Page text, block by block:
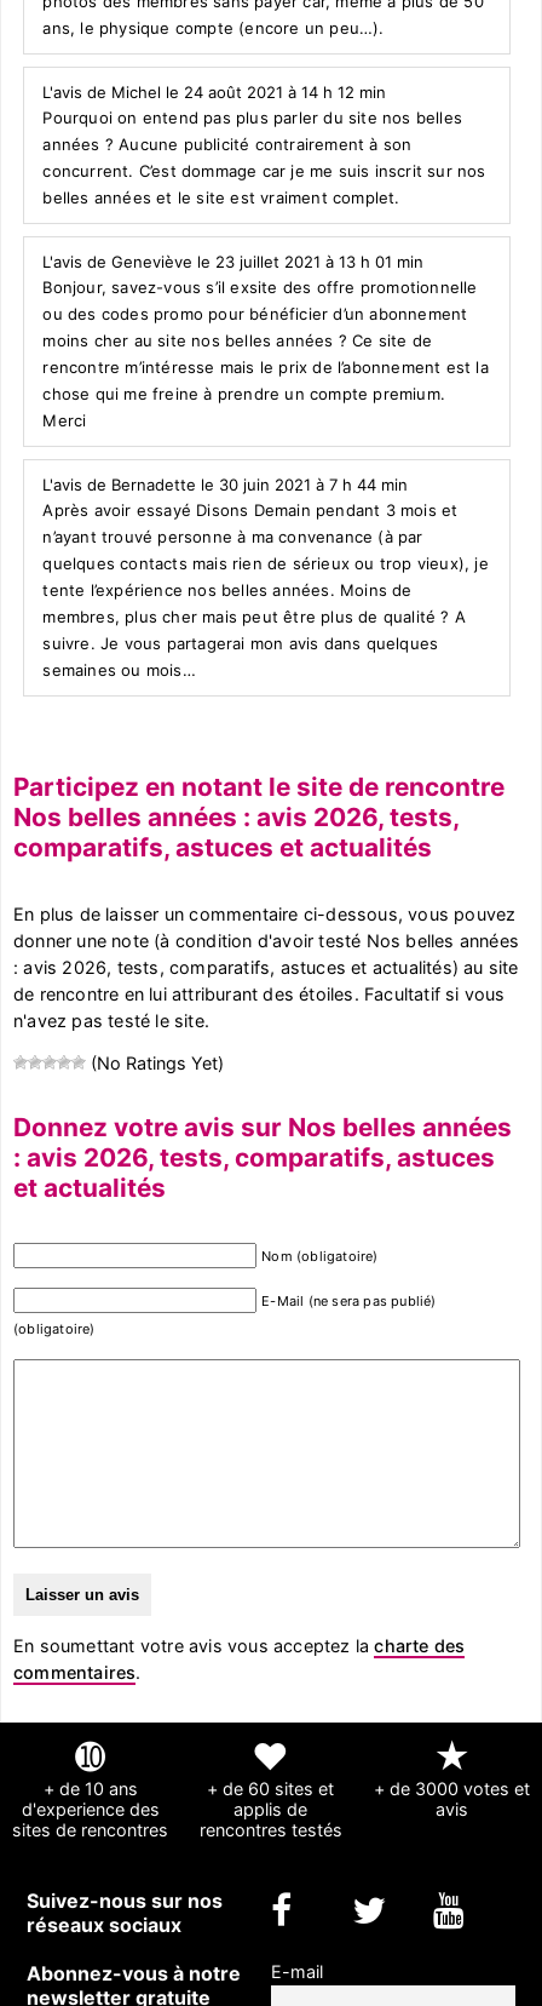
ans, le physique compte (encore un peu…).
L'avis de Michel le 24 août 2021 à 14 h 12 min
Pourquoi on entend pas plus parler du site nos belles
années ? Aucune publicité contrairement à son
concurrent. C’est dommage car je me suis inscrit sur nos
belles années et le site est vraiment complet.
L'avis de Geneviève le 23 juillet 2021 à 13 h 01 min
Bonjour, savez-vous s’il exsite des offre promotionnelle
ou des codes promo pour bénéficier d’un abonnement
moins cher au site nos belles années ? Ce site de
rencontre m’intéresse mais le prix de l’abonnement est la
chose qui me freine à prendre un compte premium.
Merci
L'avis de Bernadette le 30 juin 2021 à 7 h 44 min
Après avoir essayé Disons Demain pendant 3 mois et
n’ayant trouvé personne à ma convenance (à par
quelques contacts mais rien de sérieux ou trop vieux), je
tente l’expérience nos belles années. Moins de
membres, plus cher mais peut être plus de qualité ? A
suivre. Je vous partagerai mon avis dans quelques
semaines ou mois…
Participez en notant le site de rencontre
Nos belles années : avis 2026, tests,
comparatifs, astuces et actualités
En plus de laisser un commentaire ci-dessous, vous pouvez
donner une note (à condition d'avoir testé Nos belles années
: avis 2026, tests, comparatifs, astuces et actualités) au site
de rencontre en lui attriburant des étoiles. Facultatif si vous
n'avez pas testé le site.
(No Ratings Yet)
Donnez votre avis sur Nos belles années
: avis 2026, tests, comparatifs, astuces
et actualités
Nom (obligatoire)
E-Mail (ne sera pas publié)
(obligatoire)
En soumettant votre avis vous acceptez lacharte des
commentaires.
➓
+ de 10 ans
d'experience des
sites de rencontres
❤
+ de 60 sites et
applis de
rencontres testés
★
+ de 3000 votes et
avis
Suivez-nous sur nos
réseaux sociaux
Abonnez-vous à notre
newsletter gratuite
E-mail